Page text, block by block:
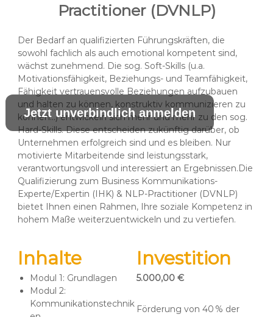
Jetzt unverbindlich anmelden
Practitioner (DVNLP)
Der Bedarf an qualifizierten Führungskräften, die
sowohl fachlich als auch emotional kompetent sind,
wächst zunehmend. Die sog. Soft-Skills (u.a.
Motivationsfähigkeit, Beziehungs- und Teamfähigkeit,
Fähigkeit vertrauensvolle Beziehungen aufzubauen
und halten zu können, konstruktiv kommunizieren zu
können…) entwickeln sich mehr und mehr zu den sog.
Hard-Skills. Diese entscheiden zukünftig darüber, ob
Unternehmen erfolgreich sind und es bleiben. Nur
motivierte Mitarbeitende sind leistungsstark,
verantwortungsvoll und interessiert an Ergebnissen.Die
Qualifizierung zum Business Kommunikations-
Experte/Expertin (IHK) & NLP-Practitioner (DVNLP)
bietet Ihnen einen Rahmen, Ihre soziale Kompetenz in
hohem Maße weiterzuentwickeln und zu vertiefen.
Inhalte
Modul 1: Grundlagen
Modul 2:
Kommunikationstechnik
Investition
5.000,00 €
Förderung von 40 % der